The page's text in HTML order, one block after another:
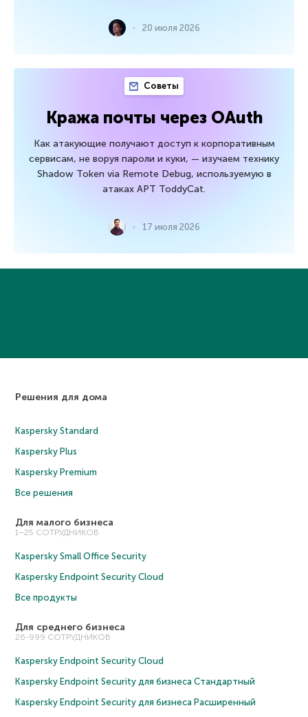
20 июля 2026
Советы
Кража почты через OAuth
Как атакующие получают доступ к корпоративным
сервисам, не воруя пароли и куки, — изучаем технику
Shadow Token via Remote Debug, используемую в
атаках APT ToddyCat.
17 июля 2026
Решения для дома
Kaspersky Standard
Kaspersky Plus
Kaspersky Premium
Все решения
Для малого бизнеса
1–25 СОТРУДНИКОВ
Kaspersky Small Office Security
Kaspersky Endpoint Security Cloud
Все продукты
Для среднего бизнеса
26-999 СОТРУДНИКОВ
Kaspersky Endpoint Security Cloud
Kaspersky Endpoint Security для бизнеса Cтандартный
Kaspersky Endpoint Security для бизнеса Расширенный